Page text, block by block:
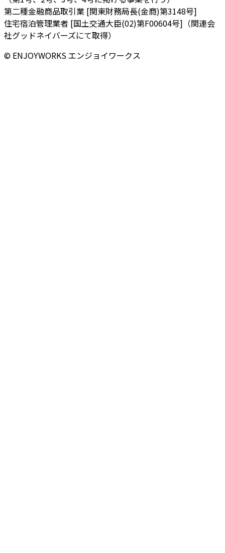
第二種金融商品取引業 [関東財務局長(金商)第3148号]
住宅宿泊管理業者 [国土交通大臣(02)第F00604号]（関連会
社グッドネイバーズにて取得）
© ENJOYWORKS エンジョイワークス